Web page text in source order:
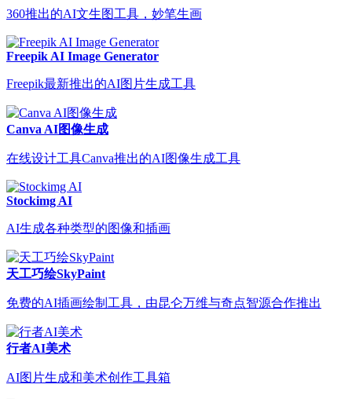
360推出的AI文生图工具，妙笔生画
Freepik AI Image Generator
Freepik最新推出的AI图片生成工具
Canva AI图像生成
在线设计工具Canva推出的AI图像生成工具
Stockimg AI
AI生成各种类型的图像和插画
天工巧绘SkyPaint
免费的AI插画绘制工具，由昆仑万维与奇点智源合作推出
行者AI美术
AI图片生成和美术创作工具箱